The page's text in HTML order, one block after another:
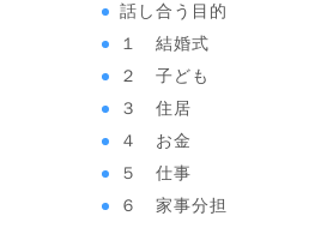
話し合う目的
１ 結婚式
２ 子ども
３ 住居
４ お金
５ 仕事
６ 家事分担